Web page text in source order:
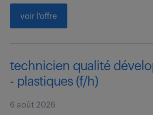
voir l'offre
technicien qualité
- plastiques (f/h)
6 août 2026